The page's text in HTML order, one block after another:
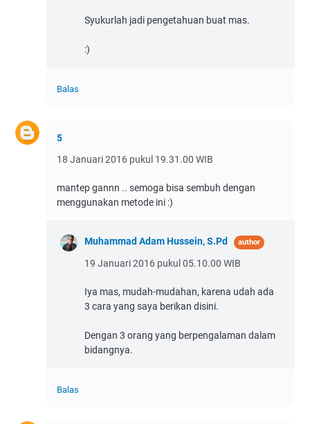
Syukurlah jadi pengetahuan buat mas.
:)
Balas
5
18 Januari 2016 pukul 19.31.00 WIB
mantep gannn .. semoga bisa sembuh dengan
menggunakan metode ini :)
Muhammad Adam Hussein, S.Pd
19 Januari 2016 pukul 05.10.00 WIB
Iya mas, mudah-mudahan, karena udah ada
3 cara yang saya berikan disini.
Dengan 3 orang yang berpengalaman dalam
bidangnya.
Balas